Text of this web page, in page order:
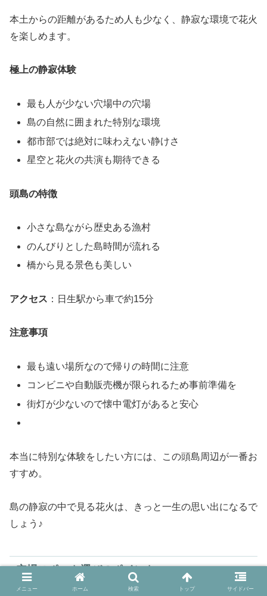
本土からの距離があるため人も少なく、静寂な環境で花火
を楽しめます。
極上の静寂体験
最も人が少ない穴場中の穴場
島の自然に囲まれた特別な環境
都市部では絶対に味わえない静けさ
星空と花火の共演も期待できる
頭島の特徴
小さな島ながら歴史ある漁村
のんびりとした島時間が流れる
橋から見る景色も美しい
アクセス ：日生駅から車で約15分
注意事項
最も遠い場所なので帰りの時間に注意
コンビニや自動販売機が限られるため事前準備を
街灯が少ないので懐中電灯があると安心
本当に特別な体験をしたい方には、この頭島周辺が一番お
すすめ。
島の静寂の中で見る花火は、きっと一生の思い出になるで
しょう♪
穴場スポット選びのポイント
メニュー ホーム 検索 トップ サイドバー